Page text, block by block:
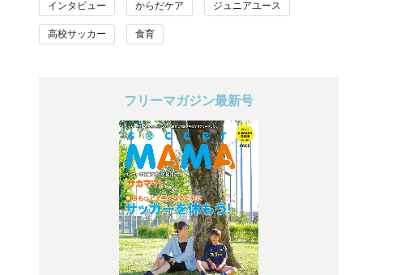
インタビュー からだケア ジュニアユース
高校サッカー 食育
フリーマガジン最新号